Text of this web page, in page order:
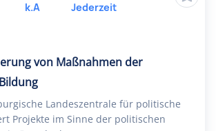
von Maßnahmen der
Landeszentrale für politische
Projekte im Sinne der politischen
k.A Jederzeit